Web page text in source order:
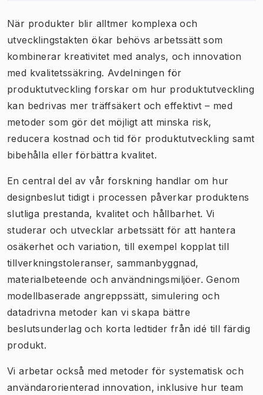
När produkter blir alltmer komplexa och
utvecklingstakten ökar behövs arbetssätt som
kombinerar kreativitet med analys, och innovation
med kvalitetssäkring. Avdelningen för
produktutveckling forskar om hur produktutveckling
kan bedrivas mer träffsäkert och effektivt – med
metoder som gör det möjligt att minska risk,
reducera kostnad och tid för produktutveckling samt
bibehålla eller förbättra kvalitet.
En central del av vår forskning handlar om hur
designbeslut tidigt i processen påverkar produktens
slutliga prestanda, kvalitet och hållbarhet. Vi
studerar och utvecklar arbetssätt för att hantera
osäkerhet och variation, till exempel kopplat till
tillverkningstoleranser, sammanbyggnad,
materialbeteende och användningsmiljöer. Genom
modellbaserade angreppssätt, simulering och
datadrivna metoder kan vi skapa bättre
beslutsunderlag och korta ledtider från idé till färdig
produkt.
Vi arbetar också med metoder för systematisk och
användarorienterad innovation, inklusive hur team